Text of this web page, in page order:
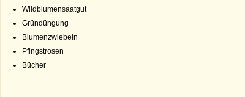
Wildblumensaatgut
Gründüngung
Blumenzwiebeln
Pfingstrosen
Bücher